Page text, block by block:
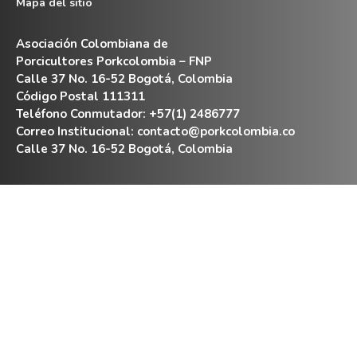
Asociación Colombiana de
Porcicultores Porkcolombia – FNP
Calle 37 No. 16-52 Bogotá, Colombia
Código Postal 111311
Teléfono Conmutador: +57(1) 2486777
Correo Institucional: contacto@porkcolombia.co
Calle 37 No. 16-52 Bogotá, Colombia